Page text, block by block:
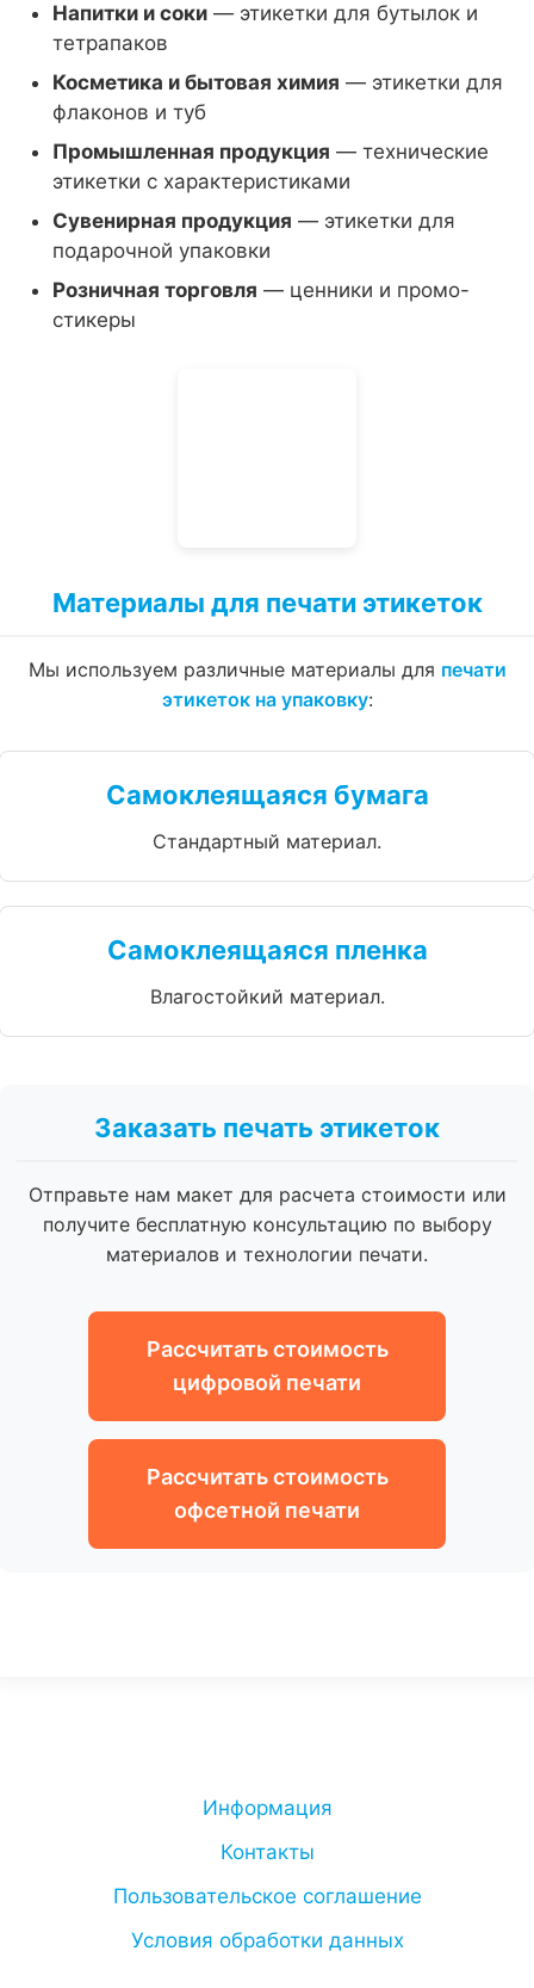
Напитки и соки — этикетки для бутылок и
тетрапаков
Косметика и бытовая химия — этикетки для
флаконов и туб
Промышленная продукция — технические
этикетки с характеристиками
Сувенирная продукция — этикетки для
подарочной упаковки
Розничная торговля — ценники и промо-
стикеры
Материалы для печати этикеток
Мы используем различные материалы для печати
этикеток на упаковку:
Самоклеящаяся бумага
Стандартный материал.
Самоклеящаяся пленка
Влагостойкий материал.
Заказать печать этикеток
Отправьте нам макет для расчета стоимости или
получите бесплатную консультацию по выбору
материалов и технологии печати.
Рассчитать стоимость
цифровой печати
Рассчитать стоимость
офсетной печати
Информация
Контакты
Пользовательское соглашение
Условия обработки данных